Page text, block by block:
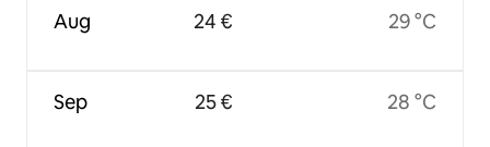
Aug
Sep
24 €
25 €
29 °C
28 °C